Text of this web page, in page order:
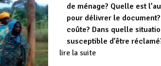
de ménage? Quelle est
pour délivrer le
coûte? Dans quelle
susceptible d’être
lire la suite